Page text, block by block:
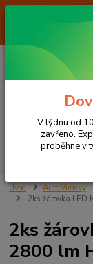
Od 7.8. do 14.8.
objednávek,
+420 605 283 713
Úvod Autožárovky
2ks žárovka LED
2ks
2800 lm
V týdnu od
zavřeno.
proběhne v